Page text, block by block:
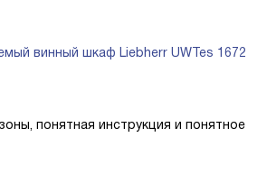
винный шкаф Liebherr UWTes 1672
понятная инструкция и понятное